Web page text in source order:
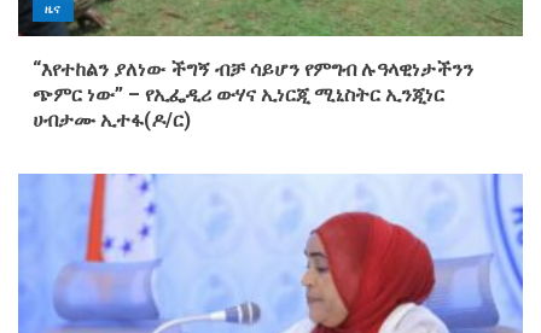
ዜና
“እየተከልን ያለነው ችግኝ ብቻ ሳይሆን የምግብ ሉዓላዊነታችንን
ጭምር ነው” – የኢፌዲሪ ውሃና ኢነርጂ ሚኒስትር ኢንጂነር
ሀብታሙ ኢተፋ(ዶ/ር)